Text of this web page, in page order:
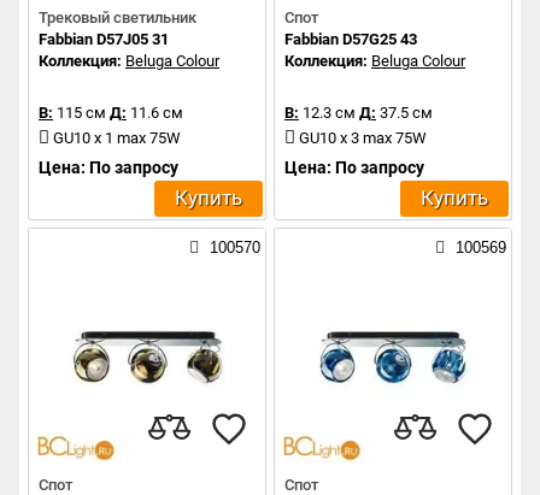
Трековый светильник
Fabbian D57J05 31
Коллекция: Beluga Colour
В: 115 см Д: 11.6 см
GU10 x 1 max 75W
Цена: По запросу
Купить
Спот
Fabbian D57G25 43
Коллекция: Beluga Colour
В: 12.3 см Д: 37.5 см
GU10 x 3 max 75W
Цена: По запросу
Купить
100570
Спот
100569
Спот